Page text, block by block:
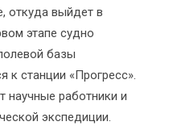
откуда выйдет в
этапе судно
базы
к станции «Прогресс».
научные работники и
экспедиции.